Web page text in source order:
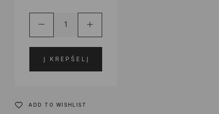
Į KREPŠELĮ
ADD TO WISHLIST